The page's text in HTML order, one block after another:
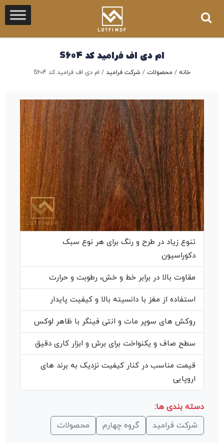
ام دی اف فرامید کد S604
خانه / محصولات / شرکت فرامید / ام دی اف فرامید کد S604
تنوع زیاد در طرح و رنگ برای هر نوع سبک
دکوراسیون
مقاوت بالا در برابر خط و خش، رطوبت و حرارت
استفاده از مغز با دانسیته بالا و کیفیت پایدار
روکش های سوپر مات و انتی فینگر با ظاهر لوکس
سطح صاف و یکنواخت برای برش و ابزار کاری دقیق
قیمت مناسب در کنار کیفیت نزدیک به برند های
اروپایی
دسته بندی ها:
شرکت فرامید
گروه چهارم محصولات